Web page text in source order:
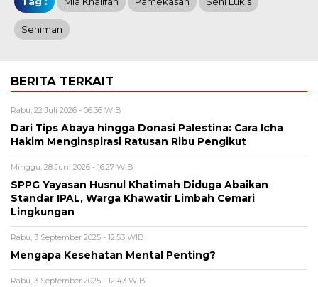
Seniman
BERITA TERKAIT
Rabu, 22 Juli 2026 - 06:36 WIB
Dari Tips Abaya hingga Donasi Palestina: Cara Icha
Hakim Menginspirasi Ratusan Ribu Pengikut
Minggu, 28 Juni 2026 - 16:27 WIB
SPPG Yayasan Husnul Khatimah Diduga Abaikan
Standar IPAL, Warga Khawatir Limbah Cemari
Lingkungan
Rabu, 3 September 2025 - 12:53 WIB
Mengapa Kesehatan Mental Penting?
Rabu, 3 September 2025 - 12:43 WIB